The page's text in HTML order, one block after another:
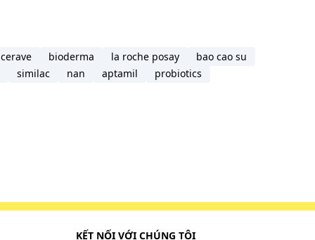
so
dùng
khi
cerave bioderma la roche posay
bao cao su
similac nan aptamil probiotics
KẾT NỐI VỚI CHÚNG TÔI